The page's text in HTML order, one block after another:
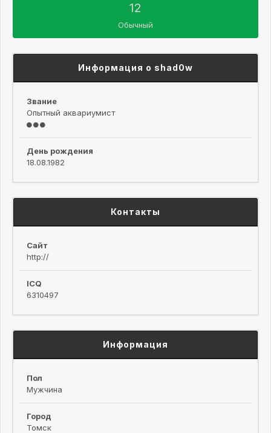
12
Обычный
Информация о shad0w
Звание
Опытный аквариумист
День рождения
18.08.1982
Контакты
Сайт
http://
ICQ
6310497
Информация
Пол
Мужчина
Город
Томск